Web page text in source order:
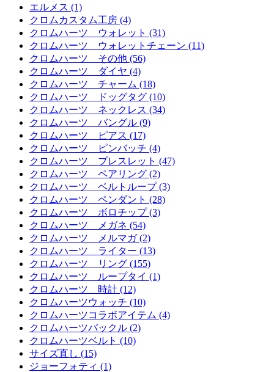
エルメス (1)
クロムカスタム工房 (4)
クロムハーツ ウォレット (31)
クロムハーツ ウォレットチェーン (11)
クロムハーツ その他 (56)
クロムハーツ ダイヤ (4)
クロムハーツ チャーム (18)
クロムハーツ ドッグタグ (10)
クロムハーツ ネックレス (34)
クロムハーツ バングル (9)
クロムハーツ ピアス (17)
クロムハーツ ピンバッチ (4)
クロムハーツ ブレスレット (47)
クロムハーツ ペアリング (2)
クロムハーツ ベルトループ (3)
クロムハーツ ペンダント (28)
クロムハーツ ボロチップ (3)
クロムハーツ メガネ (54)
クロムハーツ メルマガ (2)
クロムハーツ ライター (13)
クロムハーツ リング (155)
クロムハーツ ループタイ (1)
クロムハーツ 時計 (12)
クロムハーツウォッチ (10)
クロムハーツコラボアイテム (4)
クロムハーツバックル (2)
クロムハーツベルト (10)
サイズ直し (15)
ジョーフォティ (1)